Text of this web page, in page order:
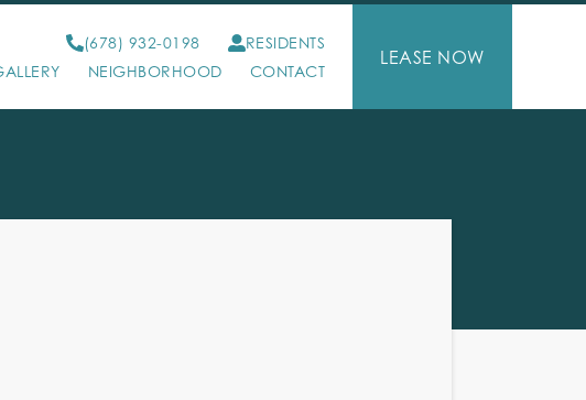
(678) 932-0198
RESIDENTS
NEIGHBORHOOD CONTACT
LEASE NOW